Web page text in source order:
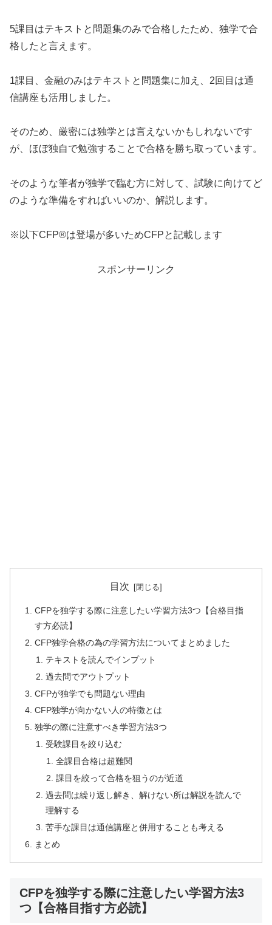
5課目はテキストと問題集のみで合格したため、独学で合
格したと言えます。
1課目、金融のみはテキストと問題集に加え、2回目は通
信講座も活用しました。
そのため、厳密には独学とは言えないかもしれないです
が、ほぼ独自で勉強することで合格を勝ち取っています。
そのような筆者が独学で臨む方に対して、試験に向けてど
のような準備をすればいいのか、解説します。
※以下CFP®は登場が多いためCFPと記載します
スポンサーリンク
目次
CFPを独学する際に注意したい学習方法3つ【合格目指
す方必読】
CFP独学合格の為の学習方法についてまとめました
テキストを読んでインプット
過去問でアウトプット
CFPが独学でも問題ない理由
CFP独学が向かない人の特徴とは
独学の際に注意すべき学習方法3つ
受験課目を絞り込む
全課目合格は超難関
課目を絞って合格を狙うのが近道
過去問は繰り返し解き、解けない所は解説を読んで
理解する
苦手な課目は通信講座と併用することも考える
まとめ
CFPを独学する際に注意したい学習方法3
つ【合格目指す方必読】